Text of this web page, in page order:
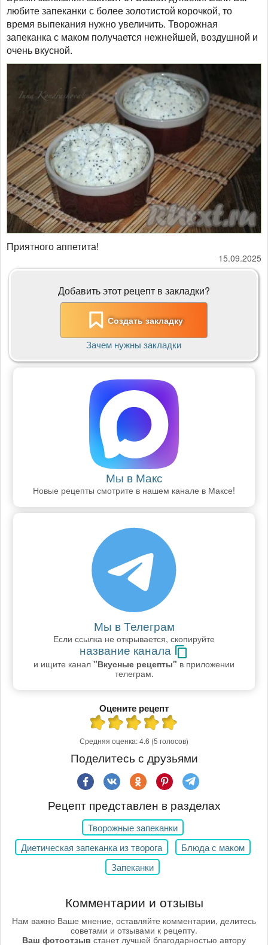
любите запеканки с более золотистой корочкой, то
время выпекания нужно увеличить. Творожная
запеканка с маком получается нежнейшей, воздушной и
очень вкусной.
Приятного аппетита!
15.09.2025
Добавить этот рецепт в закладки?
Создать закладку
Зачем нужны закладки
Мы в Макс
Новые рецепты смотрите в нашем канале в Максе!
Мы в Телеграм
Если ссылка не открывается, скопируйте
название канала
и ищите канал "Вкусные рецепты" в приложении
телеграм.
Оцените рецепт
Средняя оценка:4.6 (5 голосов)
Поделитесь с друзьями
Рецепт представлен в разделах
Творожные запеканки
Диетическая запеканка из творога
Блюда с маком
Запеканки
Комментарии и отзывы
Нам важно Ваше мнение, оставляйте комментарии, делитесь
советами и отзывами к рецепту.
Ваш фотоотзыв станет лучшей благодарностью автору